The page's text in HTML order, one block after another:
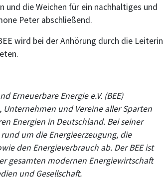
die Weichen für ein nachhaltiges und
Peter abschließend.
wird bei der Anhörung durch die Leiterin
Erneuerbare Energie e.V. (BEE)
und Vereine aller Sparten
Energien in Deutschland. Bei seiner
um die Energieerzeugung, die
den Energieverbrauch ab. Der BEE ist
gesamten modernen Energiewirtschaft
und Gesellschaft.